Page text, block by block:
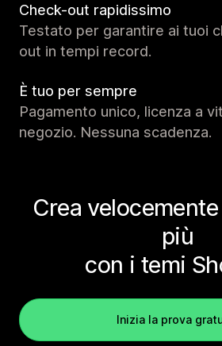
Check-out rapidissimo
Testato per garantire ai tuoi
out in tempi record.
È tuo per sempre
Pagamento unico, licenza a
negozio. Nessuna scadenza.
Crea
più
con i temi
Inizia la prova